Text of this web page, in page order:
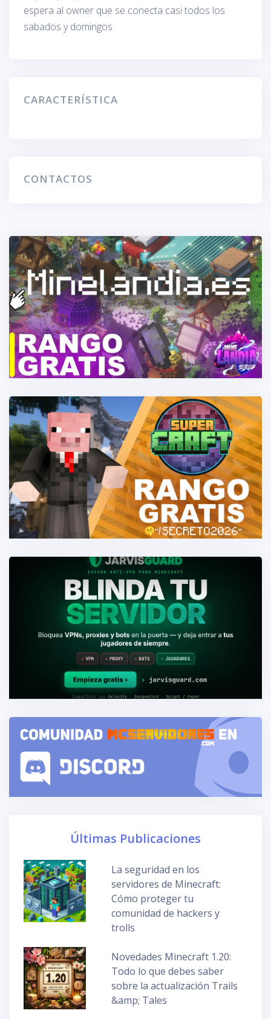
espera al owner que se conecta casi todos los
sabados y domingos
CARACTERÍSTICA
CONTACTOS
Últimas Publicaciones
La seguridad en los
servidores de Minecraft:
Cómo proteger tu
comunidad de hackers y
trolls
Novedades Minecraft 1.20:
Todo lo que debes saber
sobre la actualización Trails
&amp; Tales